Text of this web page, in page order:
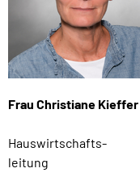
Frau Christiane Kieffer
Hauswirtschafts-
leitung